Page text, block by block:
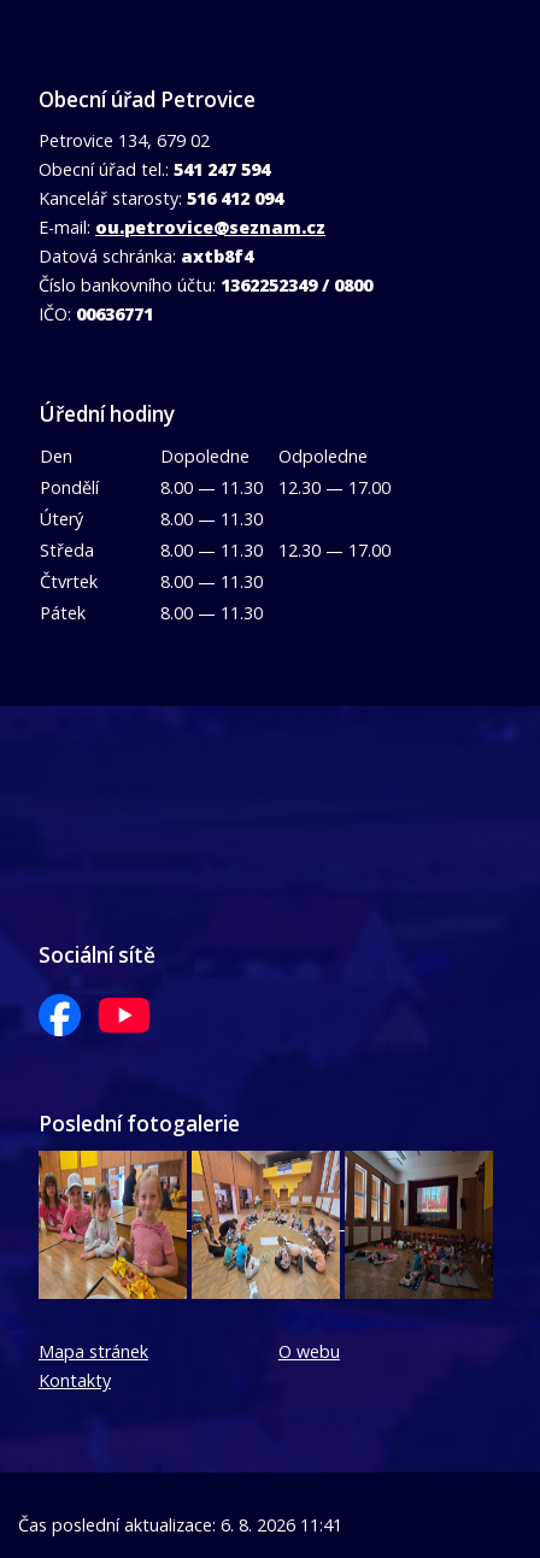
Obecní úřad Petrovice
Petrovice 134, 679 02
Obecní úřad tel.: 541 247 594
Kancelář starosty: 516 412 094
E-mail: ou.petrovice@seznam.cz
Datová schránka: axtb8f4
Číslo bankovního účtu: 1362252349 / 0800
IČO: 00636771
Úřední hodiny
Den Dopoledne
Odpoledne
Pondělí
8.00 — 11.30
12.30 — 17.00
Úterý
8.00 — 11.30
Středa
8.00 — 11.30
12.30 — 17.00
Čtvrtek
8.00 — 11.30
Pátek
8.00 — 11.30
Sociální sítě
Poslední fotogalerie
Mapa stránek
Kontakty
O webu
Čas poslední aktualizace: 6. 8. 2026 11:41